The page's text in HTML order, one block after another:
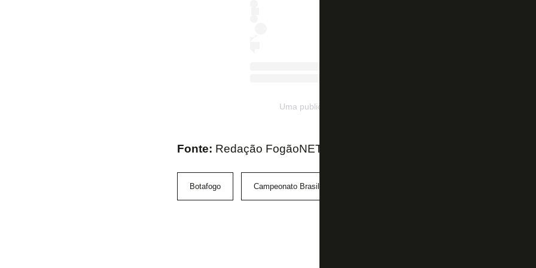
Uma publicação compartilhada por 𝓓.𝓖𝓸𝓷ç𝓪𝓵𝓿𝓮𝓼 11 𝓓𝓖 (@diegog)
Fonte: Redação FogãoNET
Botafogo Campeonato Brasileiro